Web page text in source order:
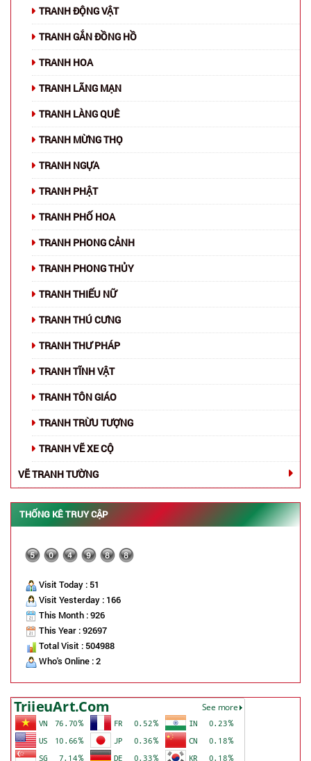
TRANH ĐỘNG VẬT
TRANH GẮN ĐỒNG HỒ
TRANH HOA
TRANH LÃNG MẠN
TRANH LÀNG QUÊ
TRANH MỪNG THỌ
TRANH NGỰA
TRANH PHẬT
TRANH PHỐ HOA
TRANH PHONG CẢNH
TRANH PHONG THỦY
TRANH THIẾU NỮ
TRANH THÚ CƯNG
TRANH THƯ PHÁP
TRANH TĨNH VẬT
TRANH TÔN GIÁO
TRANH TRỪU TƯỢNG
TRANH VẼ XE CỘ
VẼ TRANH TƯỜNG
THỐNG KÊ TRUY CẬP
Visit Today : 51
Visit Yesterday : 166
This Month : 926
This Year : 92697
Total Visit : 504988
Who's Online : 2